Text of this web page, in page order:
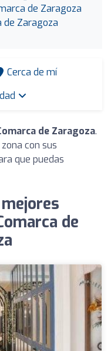
de Zaragoza
de Zaragoza
Cerca de mí
de Zaragoza.
con sus
que puedas
de